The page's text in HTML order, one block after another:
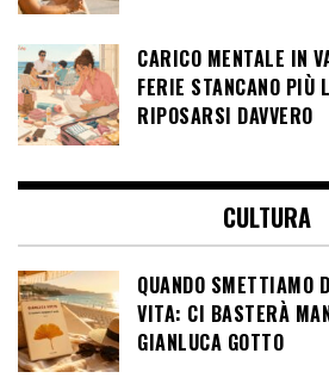
CARICO MENTALE IN
FERIE STANCANO PIÙ
RIPOSARSI DAVVERO
CULTURA
QUANDO SMETTIAMO
VITA: CI BASTERÀ
GIANLUCA GOTTO